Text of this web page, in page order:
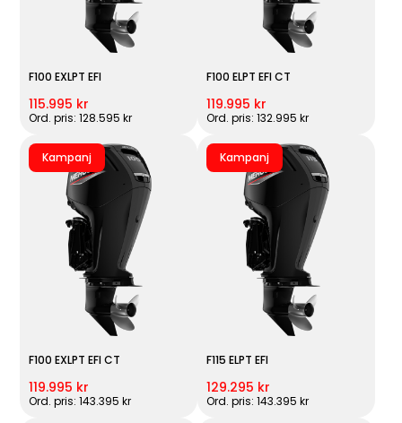
F100 EXLPT EFI
115.995 kr
Ord. pris: 128.595 kr
F100 ELPT EFI CT
119.995 kr
Ord. pris: 132.995 kr
Kampanj
F100 EXLPT EFI CT
119.995 kr
Ord. pris: 143.395 kr
Kampanj
F115 ELPT EFI
129.295 kr
Ord. pris: 143.395 kr